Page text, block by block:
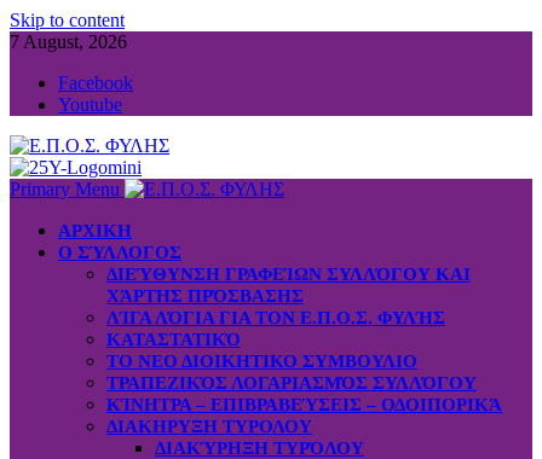
Skip to content
7 August, 2026
Facebook
Youtube
Primary Menu
ΑΡΧΙΚΗ
Ο ΣΎΛΛΟΓΟΣ
ΔΙΕΎΘΥΝΣΗ ΓΡΑΦΕΊΩΝ ΣΥΛΛΌΓΟΥ ΚΑΙ
ΧΆΡΤΗΣ ΠΡΌΣΒΑΣΗΣ
ΛΊΓΑ ΛΌΓΙΑ ΓΙΑ ΤΟΝ Ε.Π.Ο.Σ. ΦΥΛΉΣ
ΚΑΤΑΣΤΑΤΙΚΌ
ΤΟ ΝΕΟ ΔΙΟΙΚΗΤΙΚΟ ΣΥΜΒΟΥΛΙΟ
ΤΡΑΠΕΖΙΚΌΣ ΛΟΓΑΡΙΑΣΜΌΣ ΣΥΛΛΌΓΟΥ
ΚΊΝΗΤΡΑ – ΕΠΙΒΡΑΒΕΎΣΕΙΣ – ΟΔΟΙΠΟΡΙΚΆ
ΔΙΑΚΗΡΥΞΗ ΤΥΡΟΛΟΥ
ΔΙΑΚΎΡΗΞΗ ΤΥΡΌΛΟΥ